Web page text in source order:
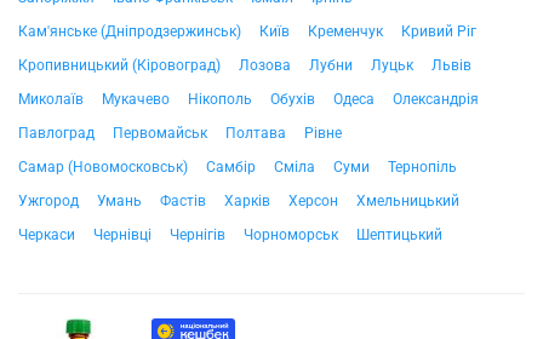
Кам'янське (Дніпродзержинськ)
Київ Кременчук
Кривий Ріг
Кропивницький (Кіровоград)
Лозова Лубни Луцьк
Львів
Миколаїв
Мукачево Нікополь Обухів Одеса
Олександрія
Павлоград
Первомайськ Полтава
Рівне
Самар (Новомосковськ)
Самбір Сміла Суми
Тернопіль
Ужгород
Умань Фастів Харків Херсон
Хмельницький
Черкаси
Чернівці Чернігів Чорноморськ Шептицький